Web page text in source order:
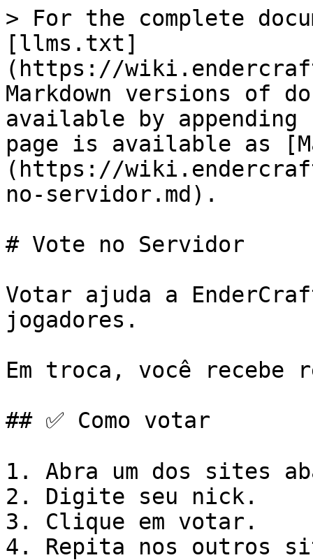
> For the complete
[llms.txt]
(https://
Markdown versions of
available by
page is available as
(https://
no-servidor.md).
# Vote no Servidor
Votar ajuda a
jogadores.
Em troca, você recebe
## ✅ Como votar
1. Abra um dos sites
2. Digite seu nick.
3. Clique em votar.
4. Repita nos outros